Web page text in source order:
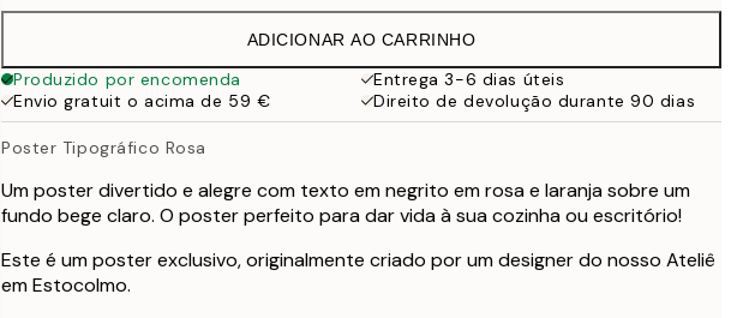
19,95 €
27,45 €
50x70 cm 16,23 €
32,45 €
100x150 cm 59,50 €
ADICIONAR AO CARRINHO
Produzido por encomenda
Entrega 3-6 dias úteis
Envio gratuit o acima de 59 €
Direito de devolução durante 90 dias
Poster Tipográfico Rosa
Um poster divertido e alegre com texto em negrito em rosa e laranja sobre um
fundo bege claro. O poster perfeito para dar vida à sua cozinha ou escritório!
Este é um poster exclusivo, originalmente criado por um designer do nosso Ateliê
em Estocolmo.